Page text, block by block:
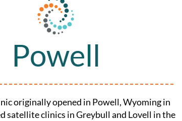
Powell
originally opened in Powell, Wyoming in
satellite clinics in Greybull and Lovell in the